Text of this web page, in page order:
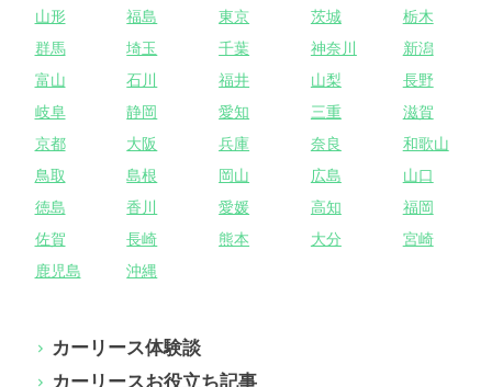
山形
福島 東京 茨城
栃木
群馬
埼玉 千葉 神奈川
新潟
富山
石川 福井 山梨
長野
岐阜
静岡 愛知 三重
滋賀
京都
大阪 兵庫 奈良
和歌山
鳥取
島根 岡山 広島
山口
徳島
香川 愛媛 高知
福岡
佐賀
長崎 熊本 大分
宮崎
鹿児島
沖縄
カーリース体験談
カーリースお役立ち記事